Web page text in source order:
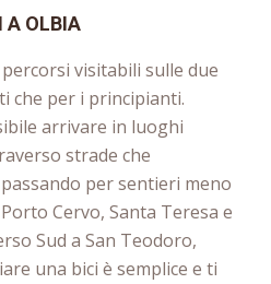
A OLBIA
visitabili sulle due
che per i principianti.
arrivare in luoghi
strade che
per sentieri meno
Cervo, Santa Teresa e
Sud a San Teodoro,
una bici è semplice e ti